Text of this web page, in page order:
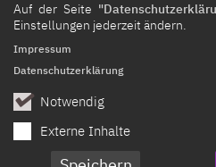
Auf der Seite
Einstellungen jederzeit ändern.
Notwendig
Externe Inhalte
Impressum
Datenschutzerklärung